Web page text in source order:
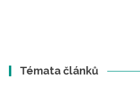
Témata článků